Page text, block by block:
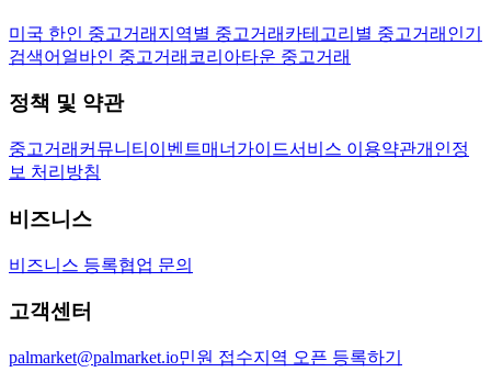
미국 한인 중고거래 지역별 중고거래 카테고리별 중고거래 인기
검색어 얼바인 중고거래 코리아타운 중고거래
정책 및 약관
중고거래 커뮤니티 이벤트매너가이드서비스 이용약관개인정
보 처리방침
비즈니스
비즈니스 등록협업 문의
고객센터
palmarket@palmarket.io민원 접수지역 오픈 등록하기